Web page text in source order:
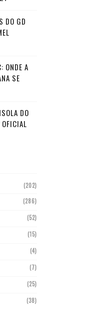
DO GD
ONDE A
SE
DO
(202)
(286)
(52)
(15)
(4)
(7)
(25)
(38)